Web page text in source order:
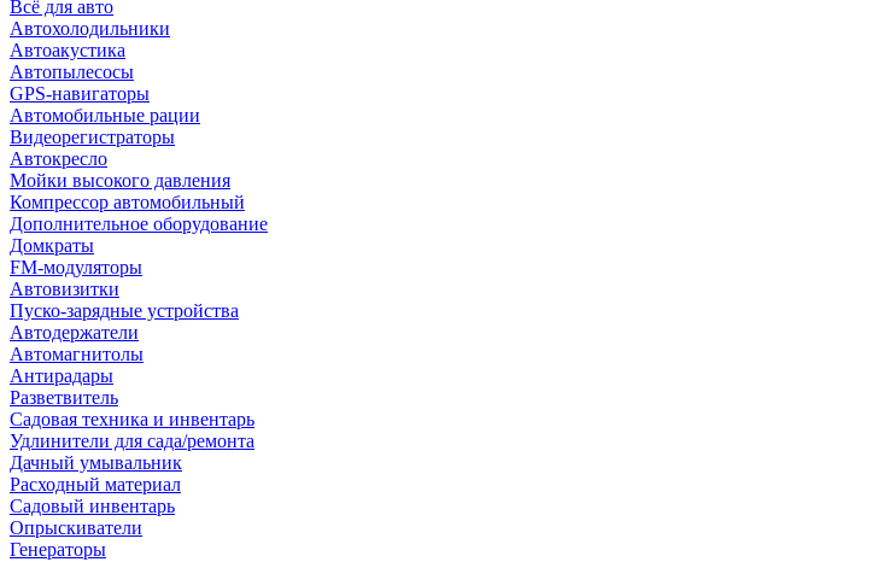
Всё для авто
Автохолодильники
Автоакустика
Автопылесосы
GPS-навигаторы
Автомобильные рации
Видеорегистраторы
Автокресло
Мойки высокого давления
Компрессор автомобильный
Дополнительное оборудование
Домкраты
FM-модуляторы
Автовизитки
Пуско-зарядные устройства
Автодержатели
Автомагнитолы
Антирадары
Разветвитель
Садовая техника и инвентарь
Удлинители для сада/ремонта
Дачный умывальник
Расходный материал
Садовый инвентарь
Опрыскиватели
Генераторы